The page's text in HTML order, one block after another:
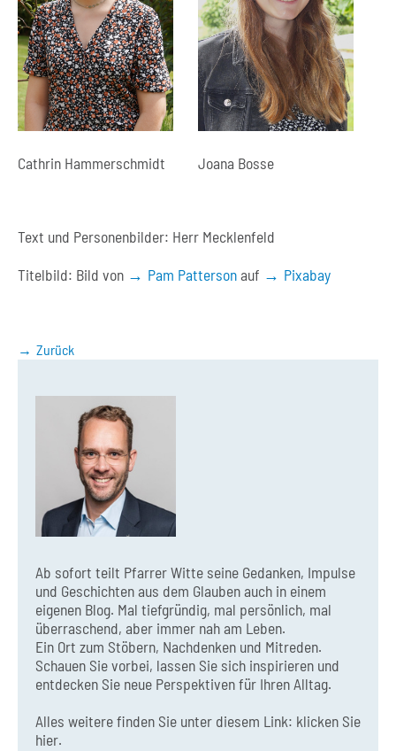
Cathrin Hammerschmidt Joana Bosse
Text und Personenbilder: Herr Mecklenfeld
Titelbild: Bild von Pam Pattersonauf Pixabay
Zurück
Ab sofort teilt Pfarrer Witte seine Gedanken, Impulse
und Geschichten aus dem Glauben auch in einem
eigenen Blog. Mal tiefgründig, mal persönlich, mal
überraschend, aber immer nah am Leben.
Ein Ort zum Stöbern, Nachdenken und Mitreden.
Schauen Sie vorbei, lassen Sie sich inspirieren und
entdecken Sie neue Perspektiven für Ihren Alltag.
Alles weitere finden Sie unter diesem Link: klicken Sie
hier.